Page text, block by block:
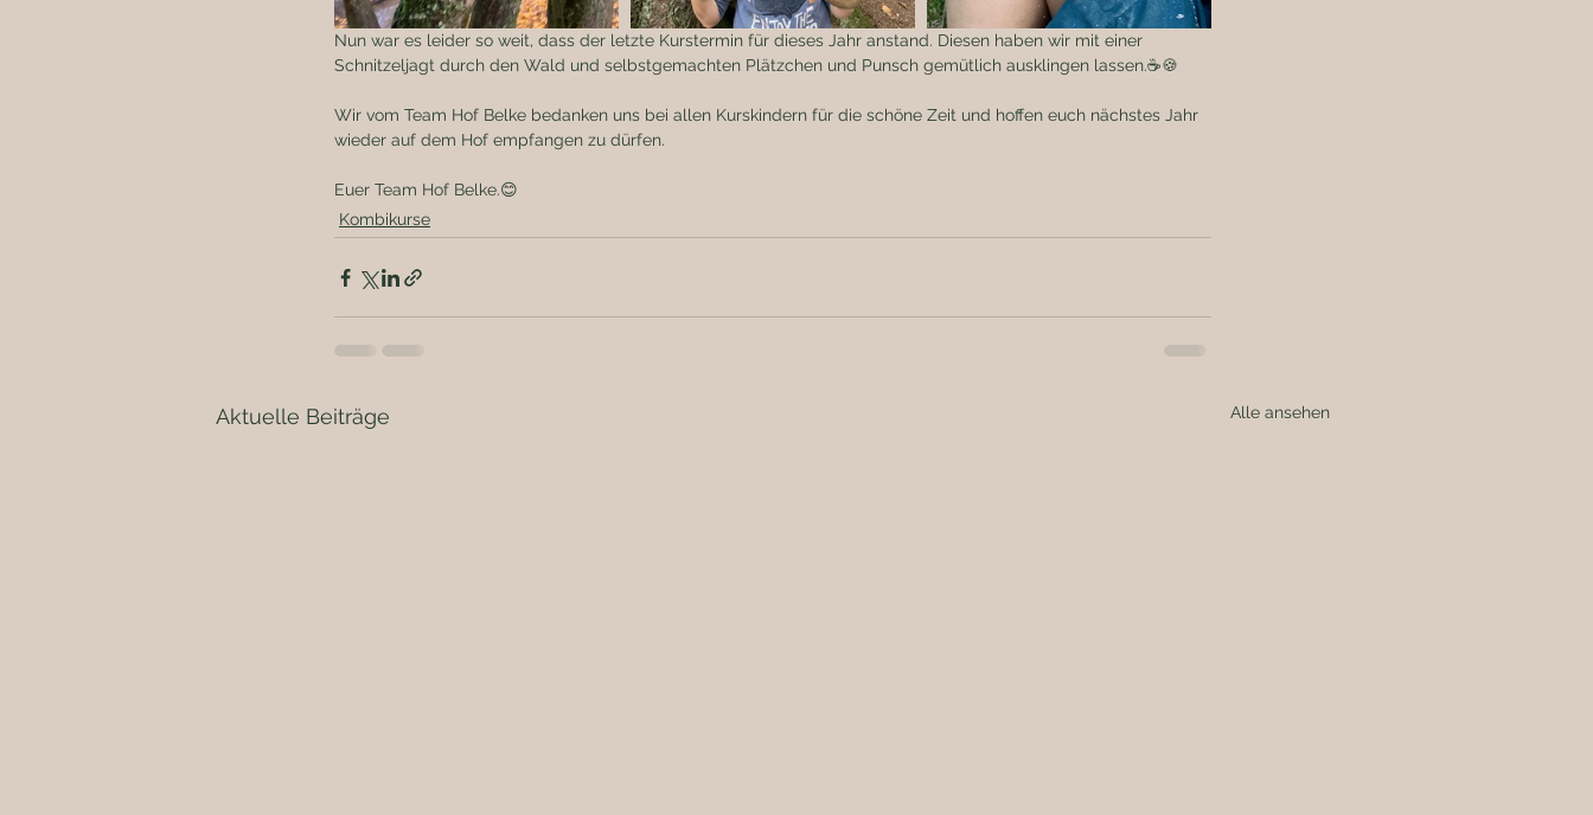
Nun war es leider so weit, dass der letzte Kurstermin für dieses Jahr anstand. Diesen haben wir mit einer
Schnitzeljagt durch den Wald und selbstgemachten Plätzchen und Punsch gemütlich ausklingen lassen.☕️🍪
Wir vom Team Hof Belke bedanken uns bei allen Kurskindern für die schöne Zeit und hoffen euch nächstes Jahr
wieder auf dem Hof empfangen zu dürfen.
Euer Team Hof Belke.😊
Kombikurse
Aktuelle Beiträge Alle ansehen